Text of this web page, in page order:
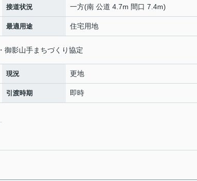
接道状況 一方(南 公道 4.7m 間口 7.4m)
最適用途 住宅用地
御影山手まちづくり協定
現況 更地
引渡時期 即時